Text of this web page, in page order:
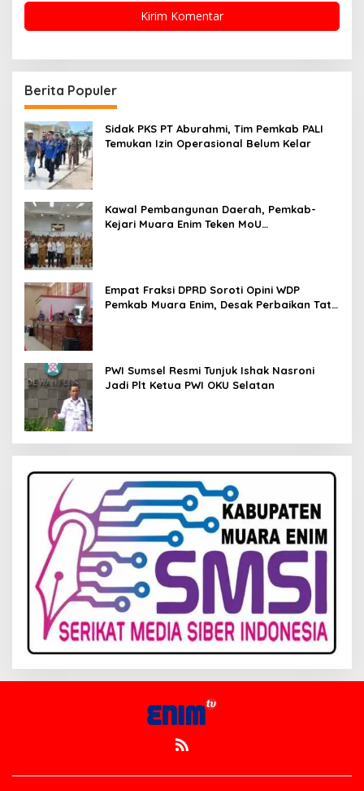
Berita Populer
Sidak PKS PT Aburahmi, Tim Pemkab PALI
Temukan Izin Operasional Belum Kelar
Kawal Pembangunan Daerah, Pemkab-
Kejari Muara Enim Teken MoU
Empat Fraksi DPRD Soroti Opini WDP
Pemkab Muara Enim, Desak Perbaikan Tata
PWI Sumsel Resmi Tunjuk Ishak Nasroni
Jadi Plt Ketua PWI OKU Selatan